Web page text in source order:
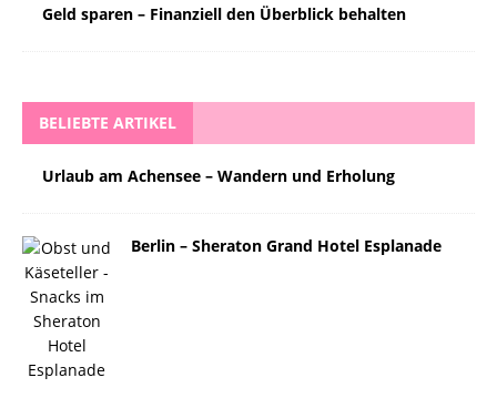
Geld sparen – Finanziell den Überblick behalten
BELIEBTE ARTIKEL
Urlaub am Achensee – Wandern und Erholung
Berlin – Sheraton Grand Hotel Esplanade